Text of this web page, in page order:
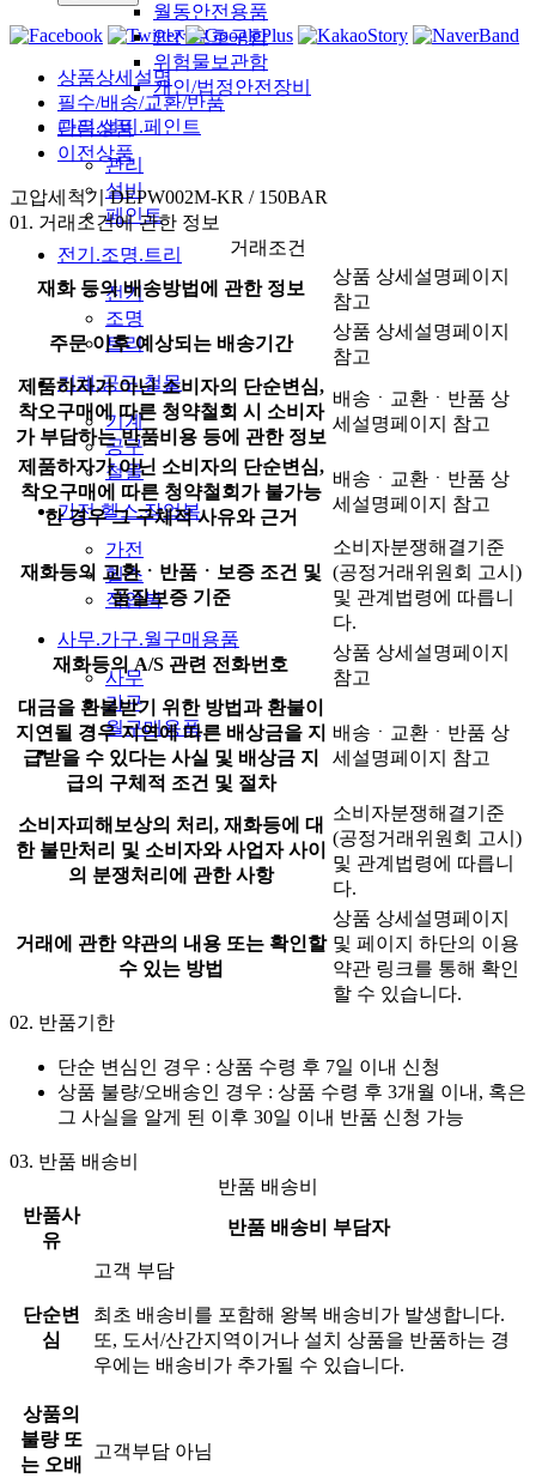
월동안전용품
안전보호구함
위험물보관함
개인/법정안전장비
관리.설비.페인트
관리
설비
페인트
전기.조명.트리
전기
조명
트리
기계.공구.철물
기계
공구
철물
가전.헬스.작업복
가전
헬스
작업복
사무.가구.월구매용품
사무
가구
월구매용품
상품상세설명
필수/배송/교환/반품
다음상품
이전상품
고압세척기 DEPW002M-KR / 150BAR
01. 거래조건에 관한 정보
거래조건
재화 등의 배송방법에 관한 정보
상품 상세설명페이지
참고
주문 이후 예상되는 배송기간
상품 상세설명페이지
참고
제품하자가 아닌 소비자의 단순변심,
착오구매에 따른 청약철회 시 소비자
가 부담하는 반품비용 등에 관한 정보
배송ㆍ교환ㆍ반품 상
세설명페이지 참고
제품하자가 아닌 소비자의 단순변심,
착오구매에 따른 청약철회가 불가능
한 경우 그 구체적 사유와 근거
배송ㆍ교환ㆍ반품 상
세설명페이지 참고
재화등의 교환ㆍ반품ㆍ보증 조건 및
품질보증 기준
소비자분쟁해결기준
(공정거래위원회 고시)
및 관계법령에 따릅니
다.
재화등의 A/S 관련 전화번호
상품 상세설명페이지
참고
대금을 환불받기 위한 방법과 환불이
지연될 경우 지연에 따른 배상금을 지
급받을 수 있다는 사실 및 배상금 지
급의 구체적 조건 및 절차
배송ㆍ교환ㆍ반품 상
세설명페이지 참고
소비자피해보상의 처리, 재화등에 대
한 불만처리 및 소비자와 사업자 사이
의 분쟁처리에 관한 사항
소비자분쟁해결기준
(공정거래위원회 고시)
및 관계법령에 따릅니
다.
거래에 관한 약관의 내용 또는 확인할
수 있는 방법
상품 상세설명페이지
및 페이지 하단의 이용
약관 링크를 통해 확인
할 수 있습니다.
02. 반품기한
단순 변심인 경우 : 상품 수령 후 7일 이내 신청
상품 불량/오배송인 경우 : 상품 수령 후 3개월 이내, 혹은
그 사실을 알게 된 이후 30일 이내 반품 신청 가능
03. 반품 배송비
반품 배송비
반품사
유
반품 배송비 부담자
단순변
심
고객 부담
최초 배송비를 포함해 왕복 배송비가 발생합니다.
또, 도서/산간지역이거나 설치 상품을 반품하는 경
우에는 배송비가 추가될 수 있습니다.
상품의
불량 또
는 오배
고객부담 아님